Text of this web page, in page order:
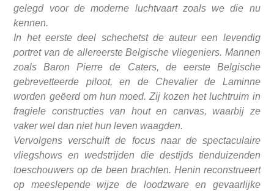
gelegd voor de moderne luchtvaart zoals we die nu
kennen.
In het eerste deel schechetst de auteur een levendig
portret van de allereerste Belgische vliegeniers. Mannen
zoals Baron Pierre de Caters, de eerste Belgische
gebrevetteerde piloot, en de Chevalier de Laminne
worden geëerd om hun moed. Zij kozen het luchtruim in
fragiele constructies van hout en canvas, waarbij ze
vaker wel dan niet hun leven waagden.
Vervolgens verschuift de focus naar de spectaculaire
vliegshows en wedstrijden die destijds tienduizenden
toeschouwers op de been brachten. Henin reconstrueert
op meeslepende wijze de loodzware en gevaarlijke